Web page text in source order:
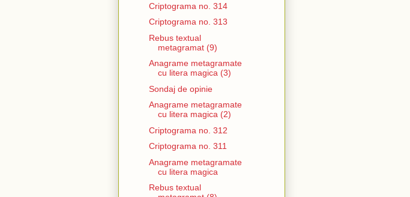
Criptograma no. 314
Criptograma no. 313
Rebus textual
metagramat (9)
Anagrame metagramate
cu litera magica (3)
Sondaj de opinie
Anagrame metagramate
cu litera magica (2)
Criptograma no. 312
Criptograma no. 311
Anagrame metagramate
cu litera magica
Rebus textual